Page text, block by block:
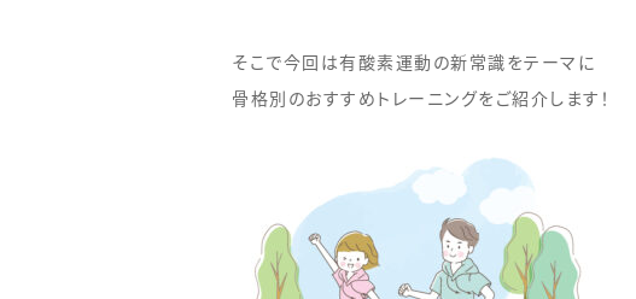
そこで今回は有酸素運動の新常識をテーマに
骨格別のおすすめトレーニングをご紹介します！